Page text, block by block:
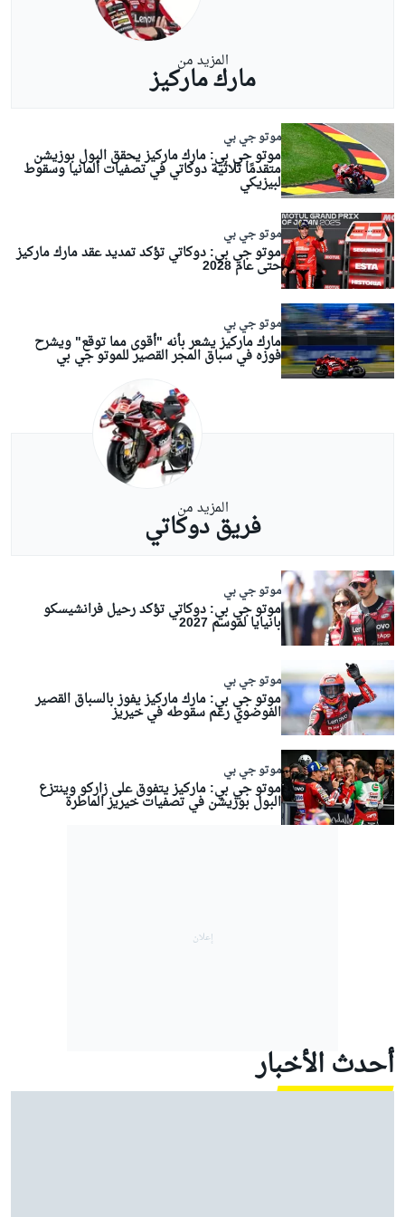
المزيد من
مارك ماركيز
موتو جي بي
موتو جي بي: مارك ماركيز يحقق البول بوزيشن
متقدمًا ثلاثية دوكاتي في تصفيات ألمانيا وسقوط
لبيزيكي
موتو جي بي
موتو جي بي: دوكاتي تؤكد تمديد عقد مارك ماركيز
حتى عام 2028
موتو جي بي
مارك ماركيز يشعر بأنه "أقوى مما توقع" ويشرح
فوزه في سباق المجر القصير للموتو جي بي
المزيد من
فريق دوكاتي
موتو جي بي
موتو جي بي: دوكاتي تؤكد رحيل فرانشيسكو
بانيايا لموسم 2027
موتو جي بي
موتو جي بي: مارك ماركيز يفوز بالسباق القصير
الفوضوي رغم سقوطه في خيريز
موتو جي بي
موتو جي بي: ماركيز يتفوق على زاركو وينتزع
البول بوزيشن في تصفيات خيريز الماطرة
أحدث الأخبار